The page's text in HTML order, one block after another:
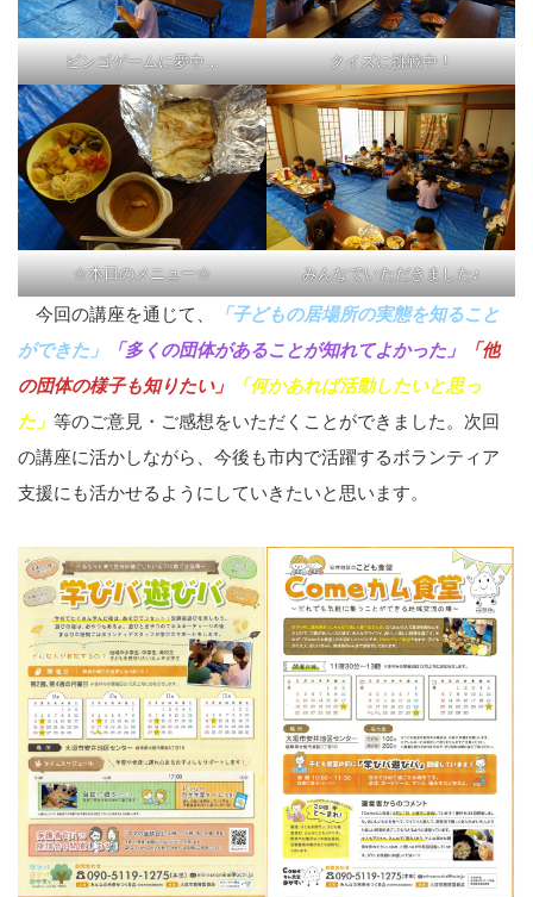
ビンゴゲームに夢中… クイズに挑戦中！
☆本日のメニュー☆ みんなでいただきました♪
今回の講座を通じて、
「子どもの居場所の実態を知ること
ができた」
「多くの団体があることが知れてよかった」
「他
の団体の様子も知りたい」
「何かあれば活動したいと思っ
た」 等のご意見・ご感想をいただくことができました。次回
の講座に活かしながら、今後も市内で活躍するボランティア
支援にも活かせるようにしていきたいと思います。